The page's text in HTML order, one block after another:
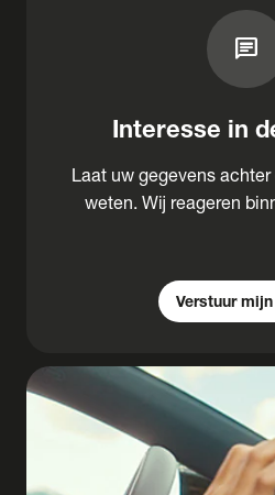
chat
Interesse in
Laat uw gegevens
weten. Wij reageren
Verstuur